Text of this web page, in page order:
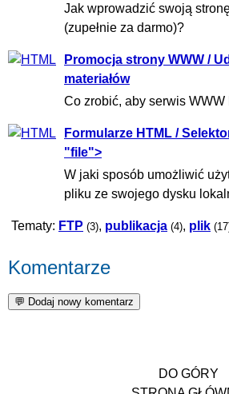
Jak wprowadzić swoją
(zupełnie za darmo)?
Promocja strony WWW /
materiałów
Co zrobić, aby serwis WWW
Formularze HTML /
"file">
W jaki sposób umożliwić
pliku ze swojego dysku
Tematy: FTP (3), publikacja (4), plik
Komentarze
DO GÓRY